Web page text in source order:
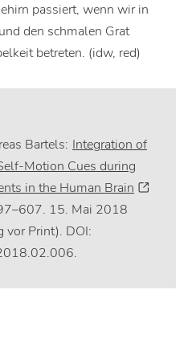
passiert, wenn wir in
den schmalen Grat
betreten. (idw, red)
Bartels: Integration of
Motion Cues during
in the Human Brain
15. Mai 2018
vor Print). DOI: